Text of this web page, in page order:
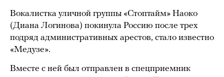
Вокалистка уличной группы «Стоптайм» Наоко
(Диана Логинова) покинула Россию после трех
подряд административных арестов, стало известно
«Медузе».
Вместе с ней был отправлен в спецприемник